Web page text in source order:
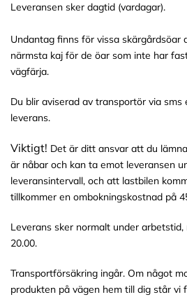
Leveransen sker dagtid (vardagar).
Undantag finns för vissa skärgårdsöar
närmsta kaj för de öar som inte har
vägfärja.
Du blir aviserad av transportör via
leverans.
Viktigt! Det är ditt ansvar att du
är nåbar och kan ta emot leveransen
leveransintervall, och att lastbilen
tillkommer en ombokningskostnad på
Leverans sker normalt under
20.00.
Transportförsäkring ingår. Om något
produkten på vägen hem till dig står vi